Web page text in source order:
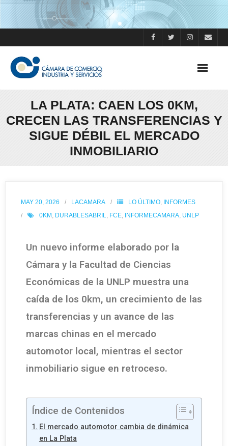
LA PLATA: CAEN LOS 0KM,
CRECEN LAS TRANSFERENCIAS Y
SIGUE DÉBIL EL MERCADO
INMOBILIARIO
MAY 20, 2026 LACAMARA LO ÚLTIMO, INFORMES
0KM , DURABLESABRIL, FCE, INFORMECAMARA, UNLP
Un nuevo informe elaborado por la
Cámara y la Facultad de Ciencias
Económicas de la UNLP muestra una
caída de los 0km, un crecimiento de las
transferencias y un avance de las
marcas chinas en el mercado
automotor local, mientras el sector
inmobiliario sigue en retroceso.
Índice de Contenidos
El mercado automotor cambia de dinámica
en La Plata